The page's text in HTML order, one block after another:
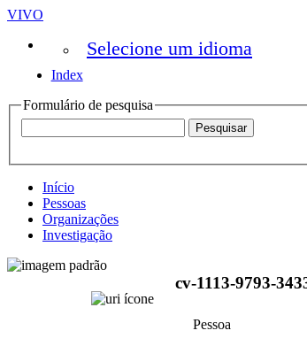
VIVO
Selecione um idioma
Index
Formulário de pesquisa
Início
Pessoas
Organizações
Investigação
cv-1113-9793-
Pessoa